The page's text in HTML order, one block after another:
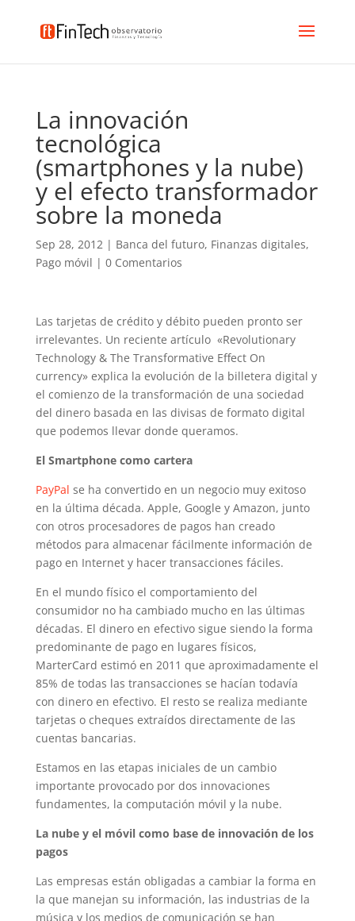
La innovación
tecnológica
(smartphones y la nube)
y el efecto transformador
sobre la moneda
Sep 28, 2012| Banca del futuro, Finanzas digitales,
Pago móvil | 0 Comentarios
Las tarjetas de crédito y débito pueden pronto ser
irrelevantes. Un reciente artículo «Revolutionary
Technology & The Transformative Effect On
currency» explica la evolución de la billetera digital y
el comienzo de la transformación de una sociedad
del dinero basada en las divisas de formato digital
que podemos llevar donde queramos.
El Smartphone como cartera
PayPal se ha convertido en un negocio muy exitoso
en la última década. Apple, Google y Amazon, junto
con otros procesadores de pagos han creado
métodos para almacenar fácilmente información de
pago en Internet y hacer transacciones fáciles.
En el mundo físico el comportamiento del
consumidor no ha cambiado mucho en las últimas
décadas. El dinero en efectivo sigue siendo la forma
predominante de pago en lugares físicos,
MarterCard estimó en 2011 que aproximadamente el
85% de todas las transacciones se hacían todavía
con dinero en efectivo. El resto se realiza mediante
tarjetas o cheques extraídos directamente de las
cuentas bancarias.
Estamos en las etapas iniciales de un cambio
importante provocado por dos innovaciones
fundamentes, la computación móvil y la nube.
La nube y el móvil como base de innovación de los
pagos
Las empresas están obligadas a cambiar la forma en
la que manejan su información, las industrias de la
música y los medios de comunicación se han